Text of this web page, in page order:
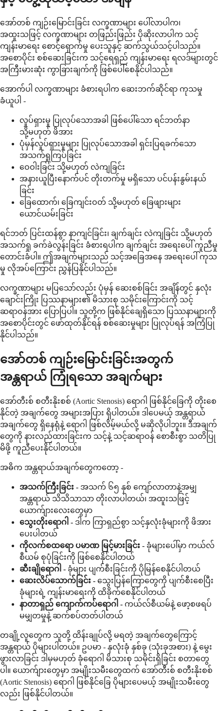
အော်တစ် ကျဉ်းမြောင်းခြင်း လက္ခဏာများ ပေါ်လာပါက၊
အထူးသဖြင့် လက္ခဏာများ တဖြည်းဖြည်း ပိုဆိုးလာပါက သင့်
ကျန်းမာရေး စောင့်ရှောက်မှု ပေးသူနှင့် ဆက်သွယ်သင့်ပါသည်။
အစောပိုင်း စစ်ဆေးခြင်းက သင့်ရေရှည် ကျန်းမာရေး ရလဒ်များတွင်
အကြီးမားဆုံး ကွာခြားချက်ကို ဖြစ်ပေါ်စေနိုင်ပါသည်။
အောက်ပါ လက္ခဏာများ ခံစားရပါက ဆေးဘက်ဆိုင်ရာ ကုသမှု
ခံယူပါ -
လှုပ်ရှားမှု ပြုလုပ်သောအခါ ဖြစ်ပေါ်သော ရင်ဘတ်နာ
သို့မဟုတ် ဖိအား
ပုံမှန်လှုပ်ရှားမှုများ ပြုလုပ်သောအခါ ရှင်းပြရခက်သော
အသက်ရှုကြပ်ခြင်း
ဝေဝါးခြင်း သို့မဟုတ် လဲကျခြင်း
အနားယူပြီးနောက်ပင် တိုးတက်မှု မရှိသော ပင်ပန်းနွမ်းနယ်
ခြင်း
ခြေထောက်၊ ခြေကျင်းဝတ် သို့မဟုတ် ခြေဖျားများ
ယောင်ယမ်းခြင်း
ရင်ဘတ် ပြင်းထန်စွာ နာကျင်ခြင်း၊ ချက်ချင်း လဲကျခြင်း သို့မဟုတ်
အသက်ရှု ခက်ခဲလွန်းခြင်း ခံစားရပါက ချက်ချင်း အရေးပေါ် ကူညီမှု
တောင်းခံပါ။ ဤအချက်များသည် သင့်အခြေအနေ အရေးပေါ် ကုသ
မှု လိုအပ်ကြောင်း ညွှန်ပြနိုင်ပါသည်။
လက္ခဏာများ မပြသော်လည်း ပုံမှန် ဆေးစစ်ခြင်း အချိန်တွင် နှလုံး
ချောင်းကြိုး ပြဿနာများ၏ မိသားစု သမိုင်းကြောင်းကို သင့်
ဆရာဝန်အား ပြောပြပါ။ သူတို့က ဖြစ်နိုင်ချေရှိသော ပြဿနာများကို
အစောပိုင်းတွင် ဖော်ထုတ်နိုင်ရန် စစ်ဆေးမှုများ ပြုလုပ်ရန် အကြံပြု
နိုင်ပါသည်။
အော်တစ် ကျဉ်းမြောင်းခြင်းအတွက်
အန္တရာယ် ကြုံရသော အချက်များ
အော်တီးစ် စတီးနိုးစစ် (Aortic Stenosis) ရောဂါ ဖြစ်နိုင်ခြေကို တိုးစေ
နိုင်တဲ့ အချက်တွေ အများအပြား ရှိပါတယ်။ ဒါပေမယ့် အန္တရာယ်
အချက်တွေ ရှိနေရုံနဲ့ ရောဂါ ဖြစ်လိမ့်မယ်လို့ မဆိုလိုပါဘူး။ ဒီအချက်
တွေကို နားလည်ထားခြင်းက သင့်နဲ့ သင့်ဆရာဝန် စောစီးစွာ သတိပြု
မိဖို့ ကူညီပေးနိုင်ပါတယ်။
အဓိက အန္တရာယ်အချက်တွေကတော့ -
အသက်ကြီးခြင်း - အသက် ၆၅ နှစ် ကျော်လာတာနဲ့အမျှ
အန္တရာယ် သိသိသာသာ တိုးလာပါတယ်၊ အထူးသဖြင့်
ယောက်ျားလေးတွေမှာ
သွေးတိုးရောဂါ - ဒါက ကြာရှည်စွာ သင့်နှလုံးခုံများကို ဖိအား
ပေးပါတယ်
ကိုလက်စထရော ပမာဏ မြင့်မားခြင်း - ခုံများပေါ်မှာ ကယ်လ်
စီယမ် စုပုံခြင်းကို ဖြစ်စေနိုင်ပါတယ်
ဆီးချိုရောဂါ - ခုံများ ပျက်စီးခြင်းကို ပိုမြန်စေနိုင်ပါတယ်
ဆေးလိပ်သောက်ခြင်း - သွေးပြန်ကြောတွေကို ပျက်စီးစေပြီး
ခုံများရဲ့ ကျန်းမာရေးကို ထိခိုက်စေနိုင်ပါတယ်
နာတာရှည် ကျောက်ကပ်ရောဂါ - ကယ်လ်စီယမ်နဲ့ ဖော့စဖရပ်
မမျှတမှုနဲ့ ဆက်စပ်တတ်ပါတယ်
တချို့လူတွေက သူတို့ ထိန်းချုပ်လို့ မရတဲ့ အချက်တွေကြောင့်
အန္တရာယ် ပိုများပါတယ်။ ဥပမာ - နှလုံးခုံ နှစ်ခု (သုံးခုအစား) နဲ့ မွေး
ဖွားလာခြင်း ဒါမှမဟုတ် ခုံရောဂါ မိသားစု သမိုင်းရှိခြင်း စတာတွေ
ပါ။ ယောက်ျားတွေမှာ အမျိုးသမီးတွေထက် အော်တီးစ် စတီးနိုးစစ်
(Aortic Stenosis) ရောဂါ ဖြစ်နိုင်ခြေ ပိုများပေမယ့် အမျိုးသမီးတွေ
လည်း ဖြစ်နိုင်ပါတယ်။